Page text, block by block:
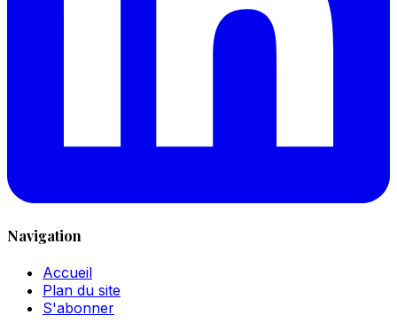
Navigation
Accueil
Plan du site
S'abonner